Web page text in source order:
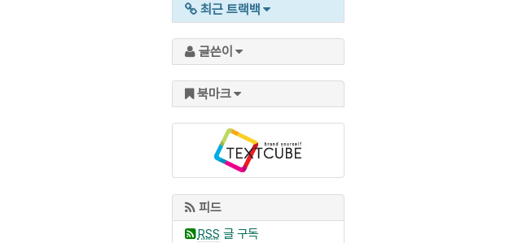
최근 트랙백
글쓴이
북마크
피드
RSS 글 구독